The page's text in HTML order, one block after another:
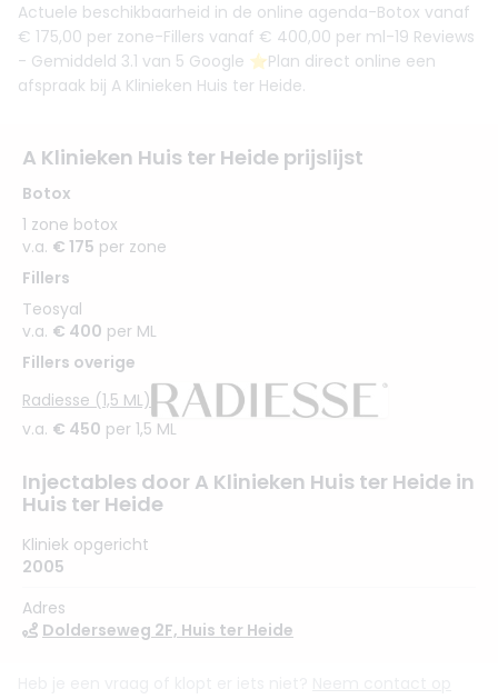
Actuele beschikbaarheid in de online agenda-Botox vanaf
€ 175,00 per zone-Fillers vanaf € 400,00 per ml-19 Reviews
- Gemiddeld 3.1 van 5 Google ⭐️Plan direct online een
afspraak bij A Klinieken Huis ter Heide.
A Klinieken Huis ter Heide prijslijst
Botox
1 zone botox
v.a. € 175 per zone
Fillers
Teosyal
v.a. € 400 per ML
Fillers overige
Radiesse (1,5 ML)
v.a. € 450 per 1,5 ML
Injectables door A Klinieken Huis ter Heide in
Huis ter Heide
Kliniek opgericht
2005
Adres
Dolderseweg 2F, Huis ter Heide